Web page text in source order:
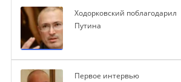
Ходорковский поблагодарил
Путина
Первое интервью